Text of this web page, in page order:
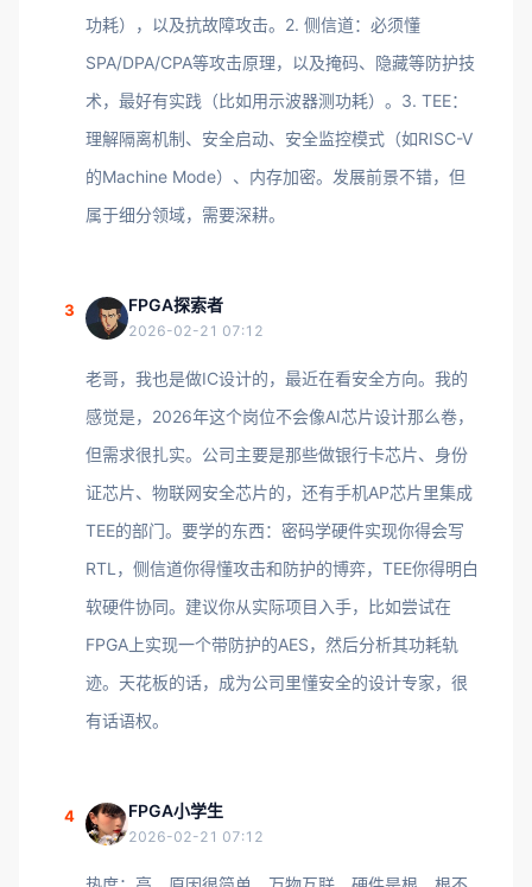
功耗），以及抗故障攻击。2. 侧信道：必须懂
SPA/DPA/CPA等攻击原理，以及掩码、隐藏等防护技
术，最好有实践（比如用示波器测功耗）。3. TEE：
理解隔离机制、安全启动、安全监控模式（如RISC-V
的Machine Mode）、内存加密。发展前景不错，但
属于细分领域，需要深耕。
3 FPGA探索者
2026-02-21 07:12
老哥，我也是做IC设计的，最近在看安全方向。我的
感觉是，2026年这个岗位不会像AI芯片设计那么卷，
但需求很扎实。公司主要是那些做银行卡芯片、身份
证芯片、物联网安全芯片的，还有手机AP芯片里集成
TEE的部门。要学的东西：密码学硬件实现你得会写
RTL，侧信道你得懂攻击和防护的博弈，TEE你得明白
软硬件协同。建议你从实际项目入手，比如尝试在
FPGA上实现一个带防护的AES，然后分析其功耗轨
迹。天花板的话，成为公司里懂安全的设计专家，很
有话语权。
4 FPGA小学生
2026-02-21 07:12